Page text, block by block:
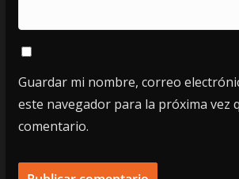
Guardar mi nombre, correo
este navegador para la próxima vez
comentario.